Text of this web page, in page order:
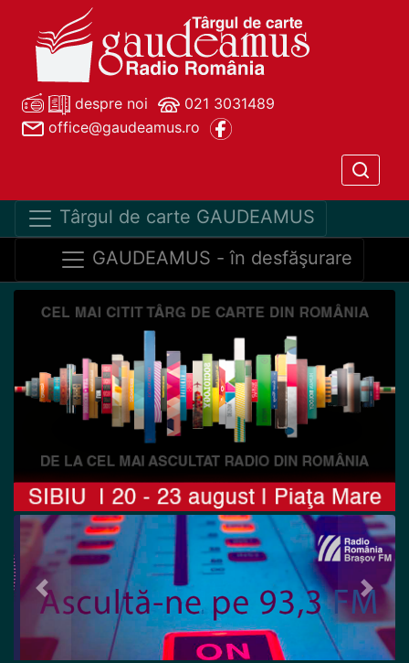
despre noi
021 3031489
office@gaudeamus.ro
Târgul de carte GAUDEAMUS
GAUDEAMUS - în desfăşurare
Previous Next